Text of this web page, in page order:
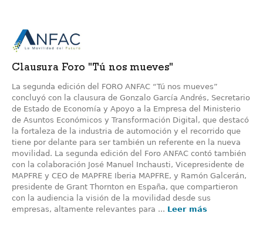
Clausura Foro "Tú nos mueves"
La segunda edición del FORO ANFAC “Tú nos mueves”
concluyó con la clausura de Gonzalo García Andrés, Secretario
de Estado de Economía y Apoyo a la Empresa del Ministerio
de Asuntos Económicos y Transformación Digital, que destacó
la fortaleza de la industria de automoción y el recorrido que
tiene por delante para ser también un referente en la nueva
movilidad. La segunda edición del Foro ANFAC contó también
con la colaboración José Manuel Inchausti, Vicepresidente de
MAPFRE y CEO de MAPFRE Iberia MAPFRE, y Ramón Galcerán,
presidente de Grant Thornton en España, que compartieron
con la audiencia la visión de la movilidad desde sus
empresas, altamente relevantes para ... Leer más